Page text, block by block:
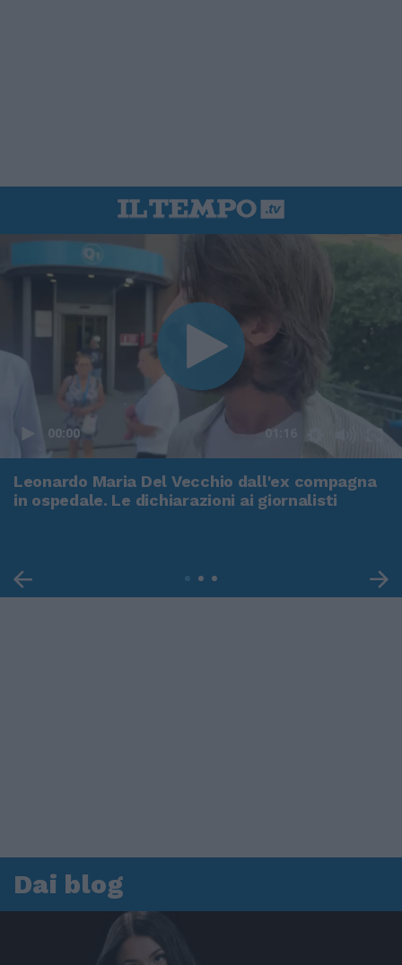
00:00 01:16
Leonardo Maria Del Vecchio dall'ex compagna
in ospedale. Le dichiarazioni ai giornalisti
Dai blog